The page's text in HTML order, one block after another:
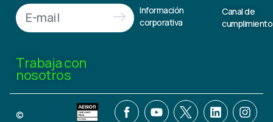
Trabaja con
nosotros
Información
corporativa
Canal de
cumplimiento
©